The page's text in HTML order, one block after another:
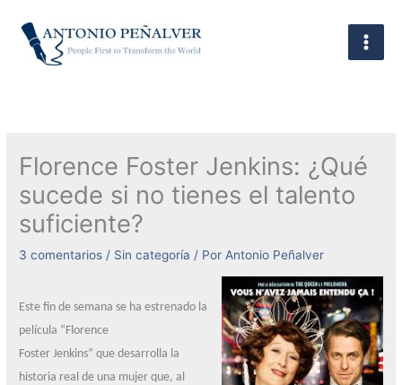
contenido
Florence Foster Jenkins: ¿Qué
sucede si no tienes el talento
suficiente?
3 comentarios / Sin categoría / Por Antonio Peñalver
Este fin de semana se ha estrenado la
película “Florence
Foster Jenkins” que desarrolla la
historia real de una mujer que, al